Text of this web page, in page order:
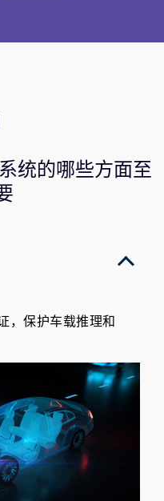
统的哪些方面至
，保护车载推理和